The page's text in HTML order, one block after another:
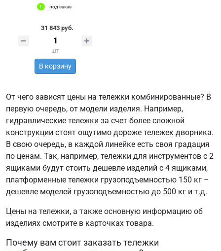
под заказ
31 843 руб.
шт
В корзину
От чего зависят цены на тележки комбинированные? В
первую очередь, от модели изделия. Например,
гидравлические тележки за счет более сложной
конструкции стоят ощутимо дороже тележек дворника.
В свою очередь, в каждой линейке есть своя градация
по ценам. Так, например, тележки для инструментов с 2
ящиками будут стоить дешевле изделий с 4 ящиками,
платформенные тележки грузоподъемностью 150 кг –
дешевле моделей грузоподъемностью до 500 кг и т.д.
Цены на тележки, а также основную информацию об
изделиях смотрите в карточках товара.
Почему вам стоит заказать тележки